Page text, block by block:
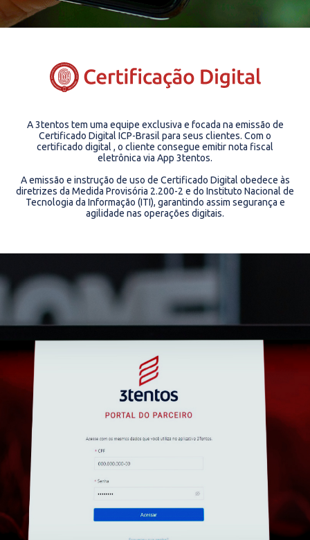
A 3tentos tem uma equipe exclusiva e focada na emissão de
Certificado Digital ICP-Brasil para seus clientes. Com o
certificado digital , o cliente consegue emitir nota fiscal
eletrônica via App 3tentos.
A emissão e instrução de uso de Certificado Digital obedece às
diretrizes da Medida Provisória 2.200-2 e do Instituto Nacional de
Tecnologia da Informação (ITI), garantindo assim segurança e
agilidade nas operações digitais.